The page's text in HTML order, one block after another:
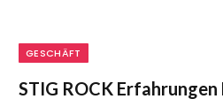
GESCHÄFT
STIG ROCK